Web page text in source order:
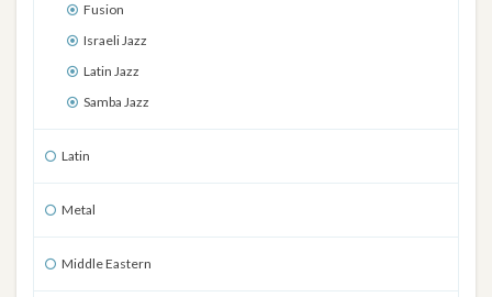
Fusion
Israeli Jazz
Latin Jazz
Samba Jazz
Latin
Metal
Middle Eastern